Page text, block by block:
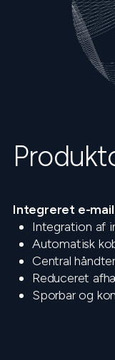
Integreret e-
Integration af
Automatisk
Central
Reduceret
Sporbar og